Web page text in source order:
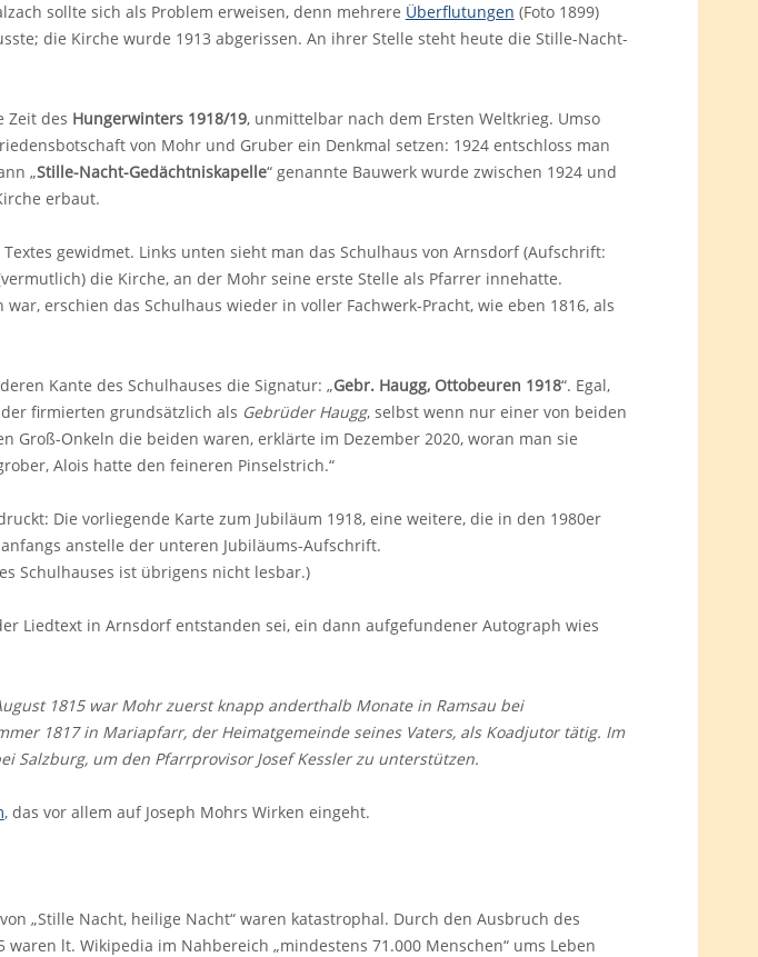
sollte sich als Problem erweisen, denn mehrere Überflutungen (Foto 1899)
die Kirche wurde 1913 abgerissen. An ihrer Stelle steht heute die Stille-Nacht-
Zeit des Hungerwinters 1918/19, unmittelbar nach dem Ersten Weltkrieg. Umso
von Mohr und Gruber ein Denkmal setzen: 1924 entschloss man
„Stille-Nacht-Gedächtniskapelle“ genannte Bauwerk wurde zwischen 1924 und
erbaut.
gewidmet. Links unten sieht man das Schulhaus von Arnsdorf (Aufschrift:
die Kirche, an der Mohr seine erste Stelle als Pfarrer innehatte.
erschien das Schulhaus wieder in voller Fachwerk-Pracht, wie eben 1816, als
Kante des Schulhauses die Signatur: „Gebr. Haugg, Ottobeuren 1918“. Egal,
firmierten grundsätzlich als Gebrüder Haugg, selbst wenn nur einer von beiden
Groß-Onkeln die beiden waren, erklärte im Dezember 2020, woran man sie
Alois hatte den feineren Pinselstrich.“
Die vorliegende Karte zum Jubiläum 1918, eine weitere, die in den 1980er
anstelle der unteren Jubiläums-Aufschrift.
Schulhauses ist übrigens nicht lesbar.)
Liedtext in Arnsdorf entstanden sei, ein dann aufgefundener Autograph wies
1815 war Mohr zuerst knapp anderthalb Monate in Ramsau bei
1817 in Mariapfarr, der Heimatgemeinde seines Vaters, als Koadjutor tätig. Im
Salzburg, um den Pfarrprovisor Josef Kessler zu unterstützen.
, das vor allem auf Joseph Mohrs Wirken eingeht.
„Stille Nacht, heilige Nacht“ waren katastrophal. Durch den Ausbruch des
waren lt. Wikipedia im Nahbereich „mindestens 71.000 Menschen“ ums Leben